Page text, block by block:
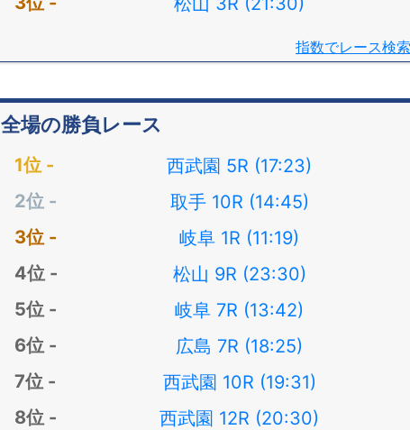
指数でレース検索
全場の勝負レース
西武園 5R (17:23)
取手 10R (14:45)
岐阜 1R (11:19)
松山 9R (23:30)
岐阜 7R (13:42)
広島 7R (18:25)
西武園 10R (19:31)
西武園 12R (20:30)